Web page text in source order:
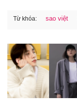
Từ khóa: sao việt